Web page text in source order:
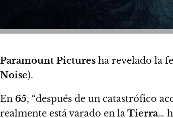
Paramount Pictures ha revelado la
Noise).
En 65, “después de un catastrófico
realmente está varado en laTierra…